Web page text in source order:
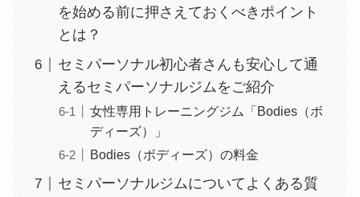
を始める前に押さえておくべきポイント
とは？
セミパーソナル初心者さんも安心して通
えるセミパーソナルジムをご紹介
女性専用トレーニングジム「Bodies（ボ
ディーズ）」
Bodies（ボディーズ）の料金
セミパーソナルジムについてよくある質